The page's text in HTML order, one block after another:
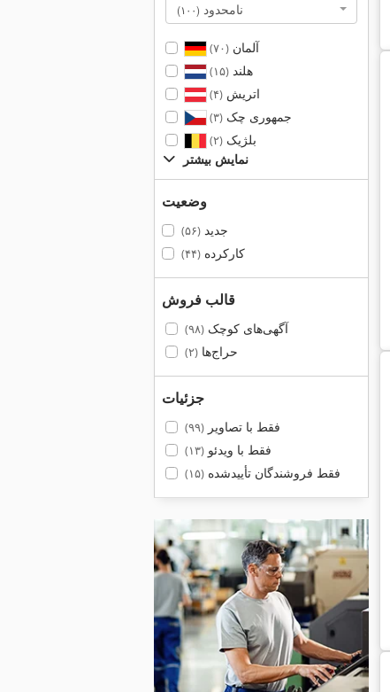
نامحدود (۱۰۰)
آلمان(۷۰)
هلند(۱۵)
اتریش(۴)
جمهوری چک(۳)
بلژیک(۲)
نمایش بیشتر
وضعیت
جدید(۵۶)
کارکرده(۴۴)
قالب فروش
آگهی‌های کوچک(۹۸)
حراج‌ها(۲)
جزئیات
فقط با تصاویر(۹۹)
فقط با ویدئو(۱۳)
فقط فروشندگان تأییدشده(۱۵)